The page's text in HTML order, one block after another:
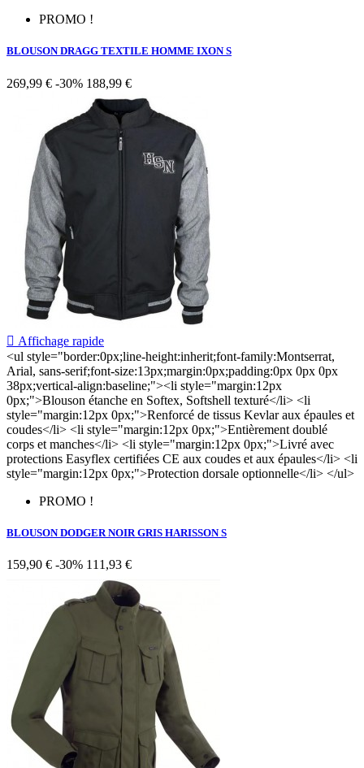
PROMO !
BLOUSON DRAGG TEXTILE HOMME IXON S
269,99 € -30% 188,99 €
 Affichage rapide
<ul style="border:0px;line-height:inherit;font-family:Montserrat,
Arial, sans-serif;font-size:13px;margin:0px;padding:0px 0px 0px
38px;vertical-align:baseline;"><li style="margin:12px
0px;">Blouson étanche en Softex, Softshell texturé</li> <li
style="margin:12px 0px;">Renforcé de tissus Kevlar aux épaules et
coudes</li> <li style="margin:12px 0px;">Entièrement doublé
corps et manches</li> <li style="margin:12px 0px;">Livré avec
protections Easyflex certifiées CE aux coudes et aux épaules</li> <li
style="margin:12px 0px;">Protection dorsale optionnelle</li> </ul>
PROMO !
BLOUSON DODGER NOIR GRIS HARISSON S
159,90 € -30% 111,93 €